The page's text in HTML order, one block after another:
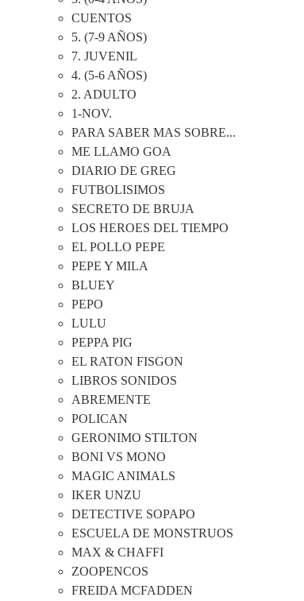
CUENTOS
5. (7-9 AÑOS)
7. JUVENIL
4. (5-6 AÑOS)
2. ADULTO
1-NOV.
PARA SABER MAS SOBRE...
ME LLAMO GOA
DIARIO DE GREG
FUTBOLISIMOS
SECRETO DE BRUJA
LOS HEROES DEL TIEMPO
EL POLLO PEPE
PEPE Y MILA
BLUEY
PEPO
LULU
PEPPA PIG
EL RATON FISGON
LIBROS SONIDOS
ABREMENTE
POLICAN
GERONIMO STILTON
BONI VS MONO
MAGIC ANIMALS
IKER UNZU
DETECTIVE SOPAPO
ESCUELA DE MONSTRUOS
MAX & CHAFFI
ZOOPENCOS
FREIDA MCFADDEN